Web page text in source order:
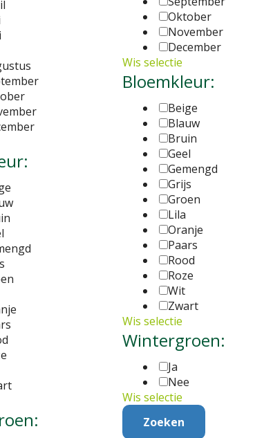
Oktober
November
December
Wis selectie
Bloemkleur:
Beige
Blauw
Bruin
Geel
Gemengd
Grijs
Groen
Lila
Oranje
Paars
Rood
Roze
Wit
Zwart
Wis selectie
Wintergroen:
Ja
Nee
Wis selectie